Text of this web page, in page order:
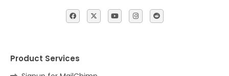
Product Services